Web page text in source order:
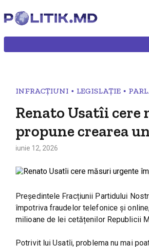
INFRACȚIUNI • LEGISLAȚIE •
Renato Usatîi
propune crearea
iunie 12, 2026
Președintele Fracțiunii Partidului
împotriva fraudelor telefonice și
milioane de lei cetățenilor Republicii
Potrivit lui Usatîi, problema nu mai